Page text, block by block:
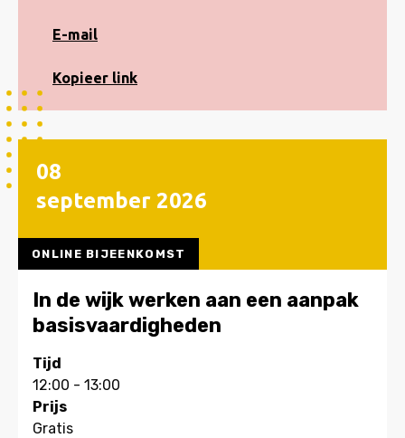
Twitter
Share
e-
E-mail
Kopiëren
Kopieer link
08
september 2026
ONLINE BIJEENKOMST
In de wijk werken aan een aanpak
basisvaardigheden
Tijd
12:00 - 13:00
Prijs
Gratis